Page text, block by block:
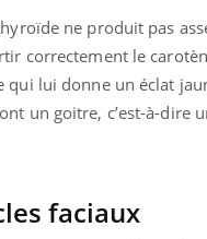
ne produit pas
correctement le
qui lui donne un éclat
un goitre, c’est-à-dire
faciaux
Youtube
Un « jumeau
faciliter l’accès à la
préventiveYoutube
Un établissement lié à un
mutualiste innove en